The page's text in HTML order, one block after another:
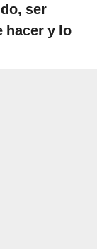
ser
hacer y lo